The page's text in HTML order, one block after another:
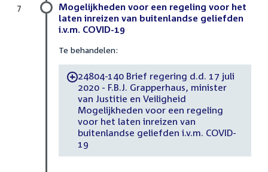
Mogelijkheden voor een regeling voor het
laten inreizen van buitenlandse geliefden
i.v.m. COVID-19
Te behandelen:
-24804-140 Brief regering d.d. 17 juli
2020 - F.B.J. Grapperhaus, minister
van Justitie en Veiligheid
Mogelijkheden voor een regeling
voor het laten inreizen van
buitenlandse geliefden i.v.m. COVID-
19
7